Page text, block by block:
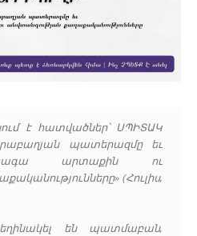
է հատվածներ՝ ՍՊԻՏԱԿ
պատերազմը եւ
արտաքին ու
(Հուլիս,
են պատմաբան,